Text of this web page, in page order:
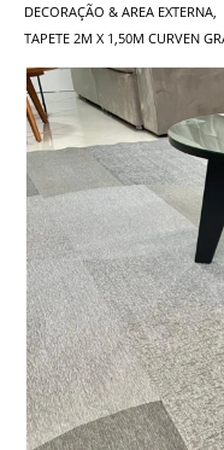
DECORAÇÃO & AREA EXTERNA
TAPETE 2M X 1,50M CURVEN